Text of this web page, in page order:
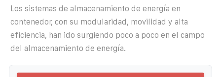
Los sistemas de almacenamiento de energía en
contenedor, con su modularidad, movilidad y alta
eficiencia, han ido surgiendo poco a poco en el campo
del almacenamiento de energía.